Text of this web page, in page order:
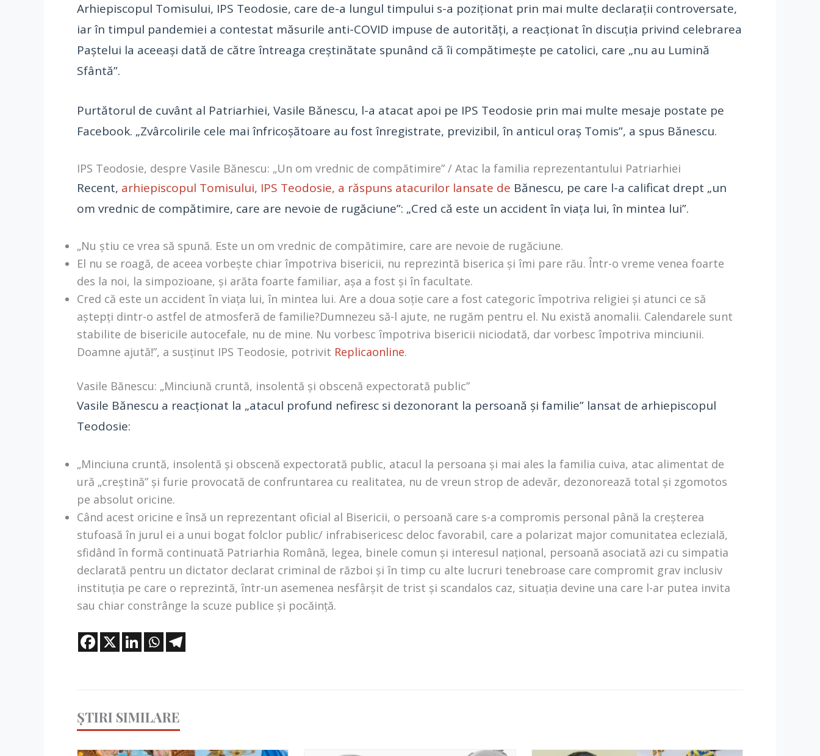
Arhiepiscopul Tomisului, IPS Teodosie, care de-a lungul timpului s-a poziționat prin mai multe declarații controversate,
iar în timpul pandemiei a contestat măsurile anti-COVID impuse de autorități, a reacționat în discuția privind celebrarea
Paștelui la aceeași dată de către întreaga creștinătate spunând că îi compătimește pe catolici, care „nu au Lumină
Sfântă”.
Purtătorul de cuvânt al Patriarhiei, Vasile Bănescu, l-a atacat apoi pe IPS Teodosie prin mai multe mesaje postate pe
Facebook. „Zvârcolirile cele mai înfricoșătoare au fost înregistrate, previzibil, în anticul oraș Tomis”, a spus Bănescu.
IPS Teodosie, despre Vasile Bănescu: „Un om vrednic de compătimire” / Atac la familia reprezentantului Patriarhiei
Recent, arhiepiscopul Tomisului, IPS Teodosie, a răspuns atacurilor lansate de Bănescu, pe care l-a calificat drept „un
om vrednic de compătimire, care are nevoie de rugăciune”: „Cred că este un accident în viața lui, în mintea lui”.
„Nu știu ce vrea să spună. Este un om vrednic de compătimire, care are nevoie de rugăciune.
El nu se roagă, de aceea vorbește chiar împotriva bisericii, nu reprezintă biserica și îmi pare rău. Într-o vreme venea foarte
des la noi, la simpozioane, și arăta foarte familiar, așa a fost și în facultate.
Cred că este un accident în viața lui, în mintea lui. Are a doua soție care a fost categoric împotriva religiei și atunci ce să
aștepți dintr-o astfel de atmosferă de familie?Dumnezeu să-l ajute, ne rugăm pentru el. Nu există anomalii. Calendarele sunt
stabilite de bisericile autocefale, nu de mine. Nu vorbesc împotriva bisericii niciodată, dar vorbesc împotriva minciunii.
Doamne ajută!”, a susținut IPS Teodosie, potrivit Replicaonline.
Vasile Bănescu: „Minciună cruntă, insolentă și obscenă expectorată public”
Vasile Bănescu a reacționat la „atacul profund nefiresc si dezonorant la persoană și familie” lansat de arhiepiscopul
Teodosie:
„Minciuna cruntă, insolentă și obscenă expectorată public, atacul la persoana și mai ales la familia cuiva, atac alimentat de
ură „creștină” și furie provocată de confruntarea cu realitatea, nu de vreun strop de adevăr, dezonorează total și zgomotos
pe absolut oricine.
Când acest oricine e însă un reprezentant oficial al Bisericii, o persoană care s-a compromis personal până la creșterea
stufoasă în jurul ei a unui bogat folclor public/ infrabisericesc deloc favorabil, care a polarizat major comunitatea eclezială,
sfidând în formă continuată Patriarhia Română, legea, binele comun și interesul național, persoană asociată azi cu simpatia
declarată pentru un dictator declarat criminal de război și în timp cu alte lucruri tenebroase care compromit grav inclusiv
instituția pe care o reprezintă, într-un asemenea nesfârșit de trist și scandalos caz, situația devine una care l-ar putea invita
sau chiar constrânge la scuze publice și pocăință.
ȘTIRI SIMILARE